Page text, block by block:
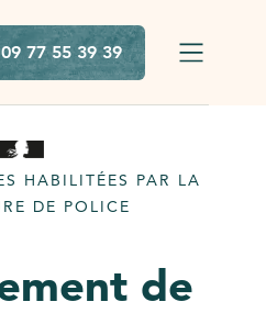
09 77 55 39 39
HABILITÉES PAR LA
DE POLICE
de